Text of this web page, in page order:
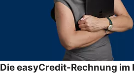
Die easyCredit-Rechnung im